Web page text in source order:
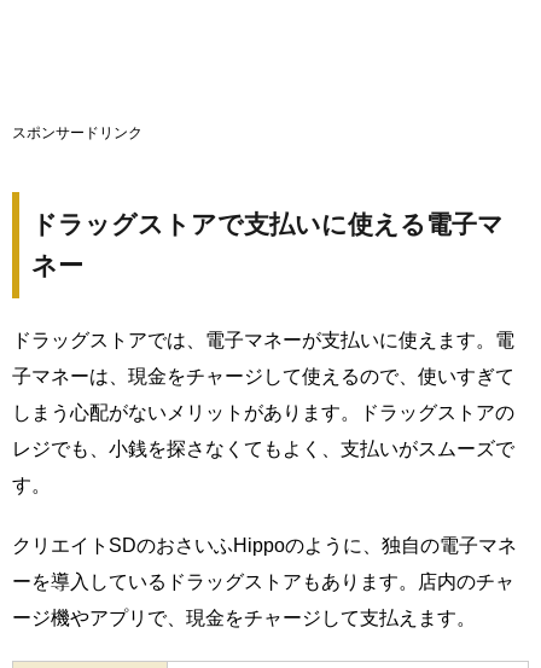
スポンサードリンク
ドラッグストアで支払いに使える電子マ
ネー
ドラッグストアでは、電子マネーが支払いに使えます。電
子マネーは、現金をチャージして使えるので、使いすぎて
しまう心配がないメリットがあります。ドラッグストアの
レジでも、小銭を探さなくてもよく、支払いがスムーズで
す。
クリエイトSDのおさいふHippoのように、独自の電子マネ
ーを導入しているドラッグストアもあります。店内のチャ
ージ機やアプリで、現金をチャージして支払えます。